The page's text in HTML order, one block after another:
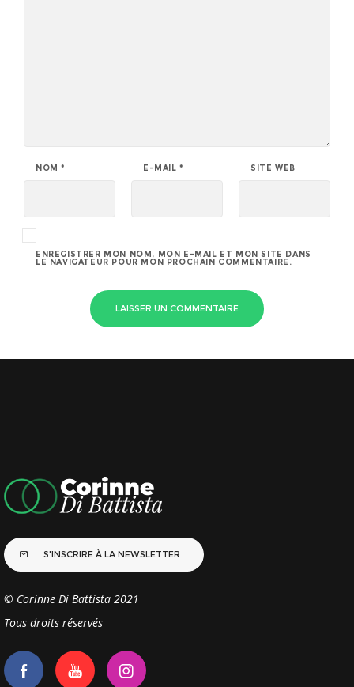
NOM* E-MAIL* SITE WEB
ENREGISTRER MON NOM, MON E-MAIL ET MON SITE DANS
LE NAVIGATEUR POUR MON PROCHAIN COMMENTAIRE.
S'INSCRIRE À LA NEWSLETTER
© Corinne Di Battista 2021
Tous droits réservés